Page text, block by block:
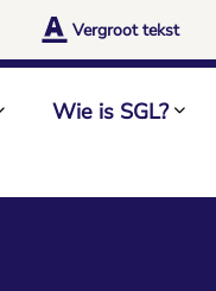
Vergroot tekst
Wie is SGL?